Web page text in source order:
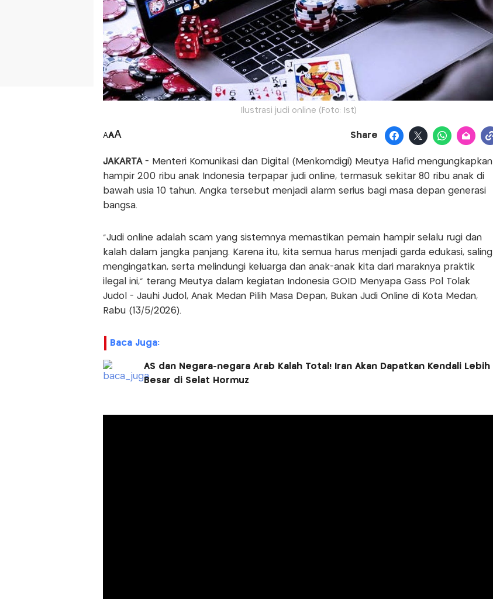
Ilustrasi judi online (Foto: Ist)
AAA Share
JAKARTA - Menteri Komunikasi dan Digital (Menkomdigi) Meutya Hafid mengungkapkan
hampir 200 ribu anak Indonesia terpapar judi online, termasuk sekitar 80 ribu anak di
bawah usia 10 tahun. Angka tersebut menjadi alarm serius bagi masa depan generasi
bangsa.
“Judi online adalah scam yang sistemnya memastikan pemain hampir selalu rugi dan
kalah dalam jangka panjang. Karena itu, kita semua harus menjadi garda edukasi, saling
mengingatkan, serta melindungi keluarga dan anak-anak kita dari maraknya praktik
ilegal ini,” terang Meutya dalam kegiatan Indonesia GOID Menyapa Gass Pol Tolak
Judol - Jauhi Judol, Anak Medan Pilih Masa Depan, Bukan Judi Online di Kota Medan,
Rabu (13/5/2026).
Baca Juga:
AS dan Negara-negara Arab Kalah Total! Iran Akan Dapatkan Kendali Lebih
Besar di Selat Hormuz